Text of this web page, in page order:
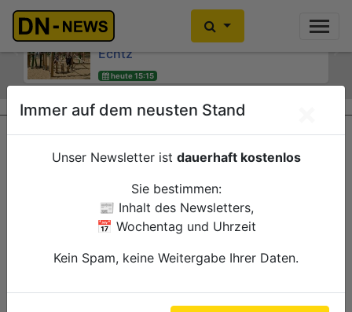
Kinder- und Jugendsprecherinnen
des Jugendheims engagieren sich für
Echtz
heute 15:15
Kein Alkoholkonsum in der
Schwangerschaft: Interaktive
Wanderausstellung ZERO! im
Kreishaus
Düren
Verwaltung
Previous
Immer auf dem neusten Stand
Unser Newsletter ist dauerhaft kostenlos
Sie bestimmen:
📰 Inhalt des Newsletters,
📅 Wochentag und Uhrzeit
Kein Spam, keine Weitergabe Ihrer Daten.